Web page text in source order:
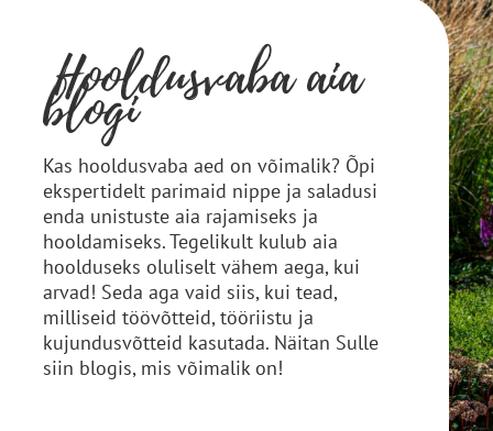
Hooldusvaba aia
blogi
Kas hooldusvaba aed on võimalik? Õpi
ekspertidelt parimaid nippe ja saladusi
enda unistuste aia rajamiseks ja
hooldamiseks. Tegelikult kulub aia
hoolduseks oluliselt vähem aega, kui
arvad! Seda aga vaid siis, kui tead,
milliseid töövõtteid, tööriistu ja
kujundusvõtteid kasutada. Näitan Sulle
siin blogis, mis võimalik on!